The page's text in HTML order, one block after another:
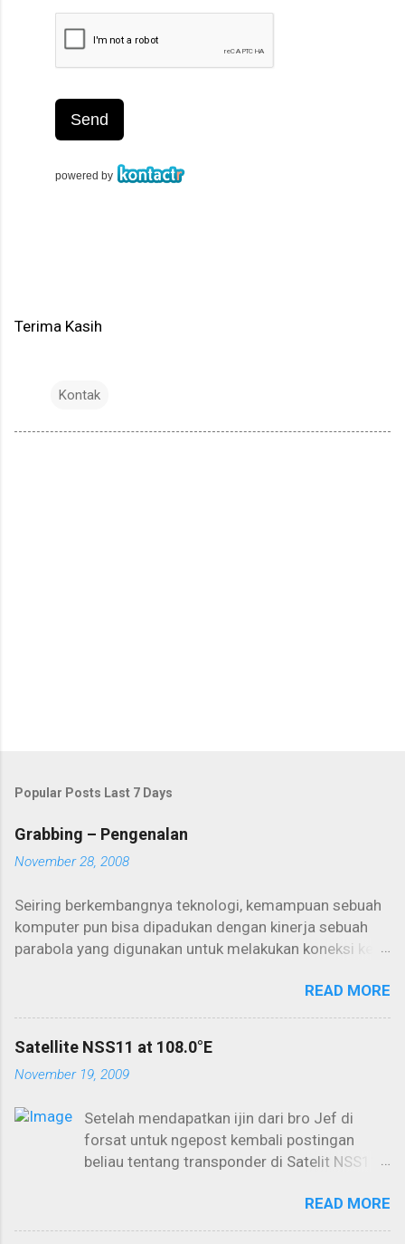
Terima Kasih
Kontak
Popular Posts Last 7 Days
Grabbing – Pengenalan
November 28, 2008
Seiring berkembangnya teknologi, kemampuan sebuah
komputer pun bisa dipadukan dengan kinerja sebuah
parabola yang digunakan untuk melakukan koneksi ke
seringkali digunakan untuk aktivitas downloading
dalam kapasitas yang besar. Kemampuan PC selama ini
konvensional akan lebih maksimal lagi jika bisa
dikoneksikan lewat satelit. Aktivitas offline download
menjadi primadona dalam penggunaan parabola dan
PC secara maksimal. Cukup dengan memakai
seperangkat PC dan dish (parabola) kita sudah bisa
layanan ISP lewat satelit di atas orbit sana. Untungnya
lagi, semuanya dijalankan secara “Free / Gratis” tanpa
READ MORE
Satellite NSS11 at 108.0°E
November 19, 2009
Setelah mendapatkan ijin dari bro Jef di
forsat untuk ngepost kembali postingan
beliau tentang transponder di Satelit NSS11
(request dari bro RendyCell), nah ini saya
postkan. Tidak ramai yang bisa tracking
READ MORE